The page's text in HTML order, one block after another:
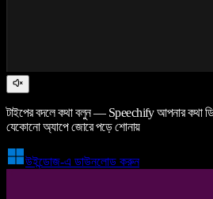
টাইপের বদলে কথা বলুন — Speechify আপনার কথা
যেকোনো অ্যাপে জোরে পড়ে শোনায়
উইন্ডোজ-এ ডাউনলোড করুন